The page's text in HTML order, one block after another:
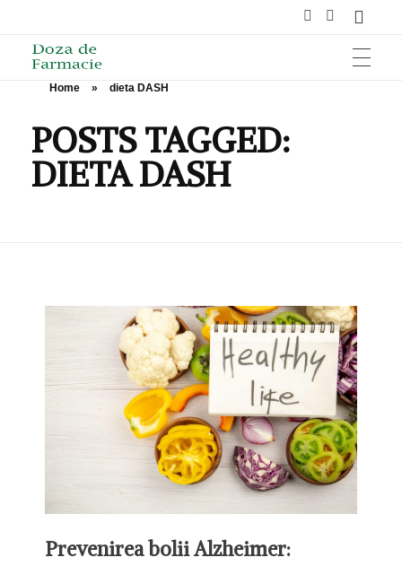
SĂNĂTATE
ÎNGRIJIRE ȘI FRUMUSEȚE
Home » dieta DASH
POSTS TAGGED:
DIETA DASH
Prevenirea bolii Alzheimer: